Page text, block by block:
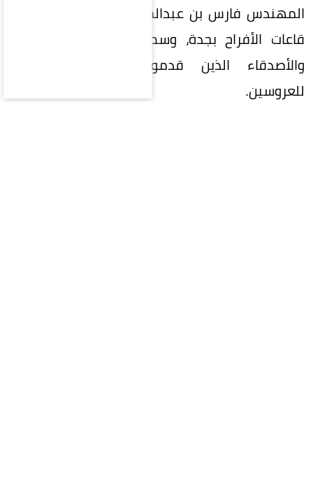
المهندس فارس بن عبدالمنعم الجهني في إحدى
قاعات الأفراح بجدة، وسط حضور عدد من الأهل
والأصدقاء الذين قدموا التهاني والتبريكات
للعروسين.